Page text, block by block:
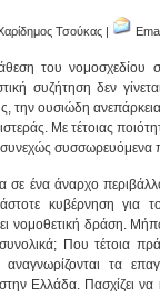
Τσούκας |
του νομοσχεδίου
συζήτηση δεν
την ουσιώδη
Με τέτοιας
συσσωρευόμενα
σε ένα άναρχο
κυβέρνηση για
νομοθετική δράση.
Που τέτοια
τα
Ελλάδα. Πασχίζει να